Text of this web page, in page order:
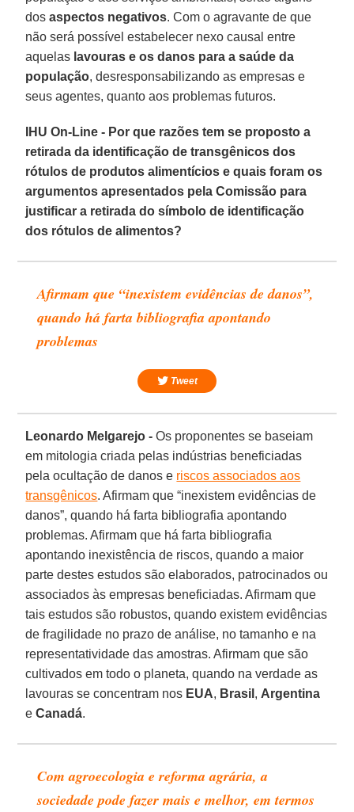
dosaspectos negativos. Com o agravante de que
não será possível estabelecer nexo causal entre
aquelas lavouras e os danos para a saúde da
população, desresponsabilizando as empresas e
seus agentes, quanto aos problemas futuros.
IHU On-Line - Por que razões tem se proposto a
retirada da identificação de transgênicos dos
rótulos de produtos alimentícios e quais foram os
argumentos apresentados pela Comissão para
justificar a retirada do símbolo de identificação
dos rótulos de alimentos?
Afirmam que “inexistem evidências de danos”,
quando há farta bibliografia apontando
problemas
Tweet
Leonardo Melgarejo - Os proponentes se baseiam
em mitologia criada pelas indústrias beneficiadas
pela ocultação de danos e riscos associados aos
transgênicos. Afirmam que “inexistem evidências de
danos”, quando há farta bibliografia apontando
problemas. Afirmam que há farta bibliografia
apontando inexistência de riscos, quando a maior
parte destes estudos são elaborados, patrocinados ou
associados às empresas beneficiadas. Afirmam que
tais estudos são robustos, quando existem evidências
de fragilidade no prazo de análise, no tamanho e na
representatividade das amostras. Afirmam que são
cultivados em todo o planeta, quando na verdade as
lavouras se concentram nos EUA, Brasil , Argentina
eCanadá.
Com agroecologia e reforma agrária, a
sociedade pode fazer mais e melhor, em termos